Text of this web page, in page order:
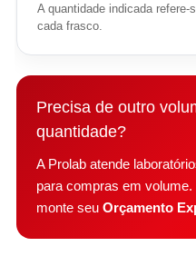
A quantidade indicada refere-
cada frasco.
Precisa de outro
quantidade?
A Prolab atende
para compras em
monte seu Orçamento